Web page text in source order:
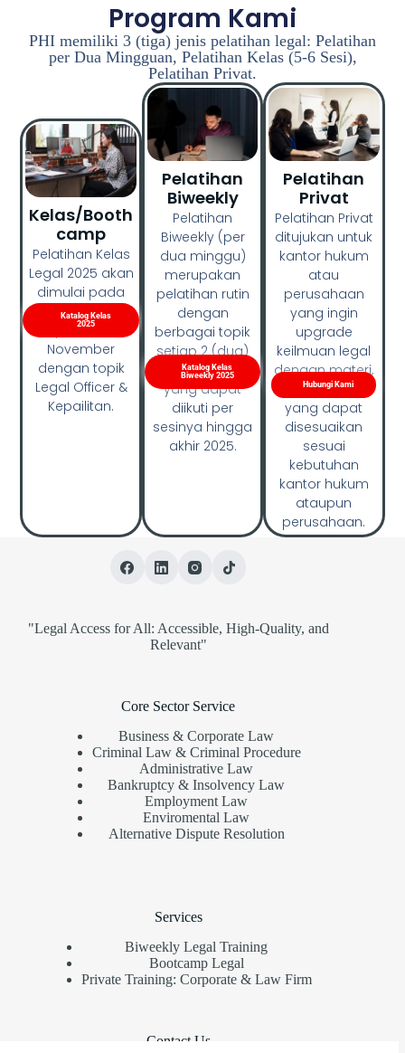
Program Kami
PHI memiliki 3 (tiga) jenis pelatihan legal: Pelatihan
per Dua Mingguan, Pelatihan Kelas (5-6 Sesi),
Pelatihan Privat.
Kelas/Booth
Camp
Pelatihan Kelas
Legal 2025 akan
dimulai pada
bulan
September -
November
dengan topik
Legal Officer &
Kepailitan.
Katalog Kelas
2025
Pelatihan
Biweekly
Pelatihan
Biweekly (per
dua minggu)
merupakan
pelatihan rutin
dengan
berbagai topik
setiap 2 (dua)
minggu sekali,
yang dapat
diikuti per
sesinya hingga
akhir 2025.
Katalog Kelas
Biweekly 2025
Pelatihan
Privat
Pelatihan Privat
ditujukan untuk
kantor hukum
atau
perusahaan
yang ingin
upgrade
keilmuan legal
dengan materi,
waktu, harga,
yang dapat
disesuaikan
sesuai
kebutuhan
kantor hukum
ataupun
perusahaan.
Hubungi Kami
"Legal Access for All: Accessible, High-Quality, and
Relevant"
Core Sector Service
Business & Corporate Law
Criminal Law & Criminal Procedure
Administrative Law
Bankruptcy & Insolvency Law
Employment Law
Enviromental Law
Alternative Dispute Resolution
Services
Biweekly Legal Training
Bootcamp Legal
Private Training: Corporate & Law Firm
Contact Us